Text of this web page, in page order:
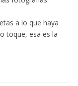
a lo que haya
toque, esa es la